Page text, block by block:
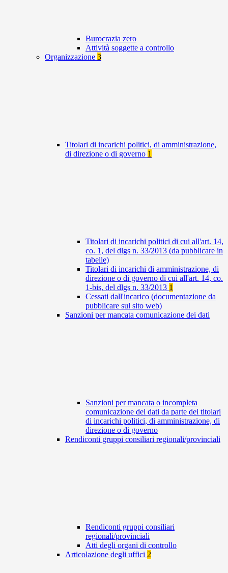
Burocrazia zero
Attività soggette a controllo
Organizzazione 3
Titolari di incarichi politici, di amministrazione,
di direzione o di governo 1
Titolari di incarichi politici di cui all'art. 14,
co. 1, del dlgs n. 33/2013 (da pubblicare in
tabelle)
Titolari di incarichi di amministrazione, di
direzione o di governo di cui all'art. 14, co.
1-bis, del dlgs n. 33/2013 1
Cessati dall'incarico (documentazione da
pubblicare sul sito web)
Sanzioni per mancata comunicazione dei dati
Sanzioni per mancata o incompleta
comunicazione dei dati da parte dei titolari
di incarichi politici, di amministrazione, di
direzione o di governo
Rendiconti gruppi consiliari regionali/provinciali
Rendiconti gruppi consiliari
regionali/provinciali
Atti degli organi di controllo
Articolazione degli uffici 2